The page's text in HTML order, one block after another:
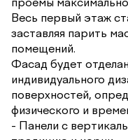
Весь первый этаж
заставляя парить
помещений.
Фасад будет
индивидуального
поверхностей,
физического и
- Панели с